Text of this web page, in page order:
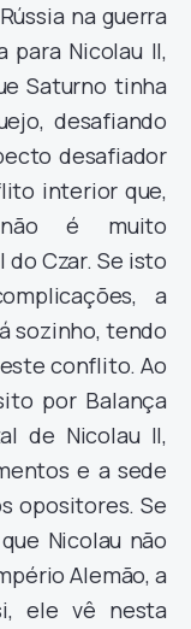
na guerra
para Nicolau II,
Saturno tinha
desafiando
desafiador
interior que,
não é muito
Czar. Se isto
a
sozinho, tendo
conflito. Ao
por Balança
de Nicolau II,
e a sede
opositores. Se
Nicolau não
Alemão, a
ele vê nesta